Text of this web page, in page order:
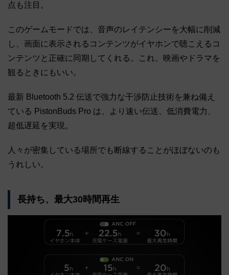
点も注目。
このゲームモードでは、音声のレイテンシーを大幅に削減
し、画面に表示されるコンテンツがイヤホンで聴こえるコ
ンテンツと正確に同期してくれる。これ、映画やドラマを
観るときにもいい。
最新 Bluetooth 5.2 伝送で強力な干渉防止技術を兼ね備え
ている PistonBuds Pro は、より速い伝送、低消費電力、
超低遅延を実現。
人々が密集している場所でも断線することがほぼないのも
うれしい。
長持ち、最大30時間再生